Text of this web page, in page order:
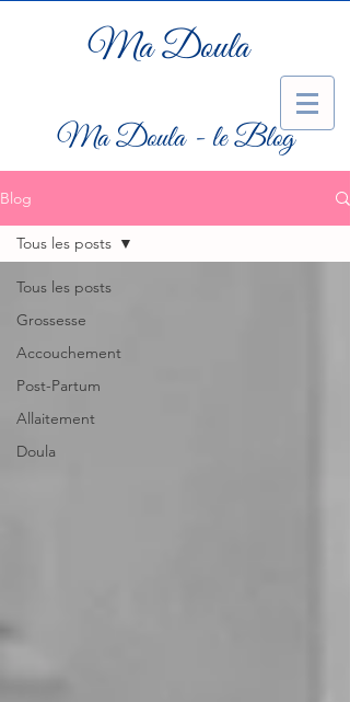
Ma Doula
Ma Doula - le Blog
Blog
Tous les posts
Grossesse
Accouchement
Post-Partum
Allaitement
Doula
Tous les posts